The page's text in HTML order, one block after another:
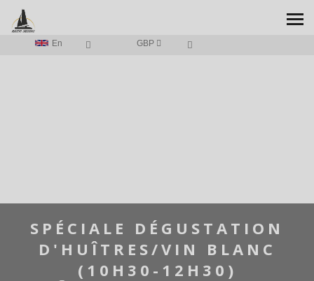
En GBP
SPÉCIALE DÉGUSTATION
D'HUÎTRES/VIN BLANC
(10H30-12H30)